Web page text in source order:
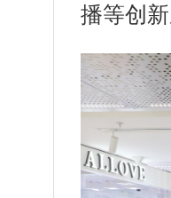
播等创